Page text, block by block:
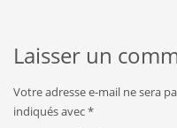
Laisser un
Votre adresse e-mail ne sera
indiqués avec*